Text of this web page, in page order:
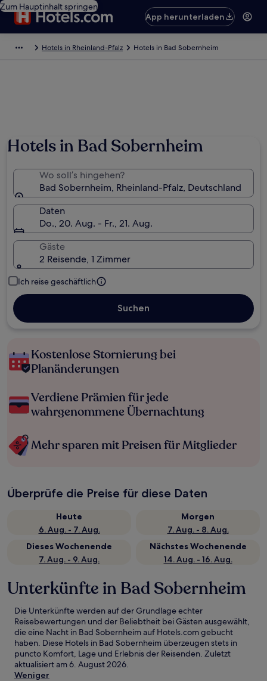
Zum Hauptinhalt springen
App herunterladen
Hotels in Rheinland-Pfalz Hotels in Bad Sobernheim
Hotels in Bad Sobernheim
Wo soll’s hingehen?
Bad Sobernheim, Rheinland-Pfalz, Deutschland
Daten
Do., 20. Aug. - Fr., 21. Aug.
Gäste
2 Reisende, 1 Zimmer
Ich reise geschäftlich
Suchen
Kostenlose Stornierung bei
Planänderungen
Verdiene Prämien für jede
wahrgenommene Übernachtung
Mehr sparen mit Preisen für Mitglieder
Überprüfe die Preise für diese Daten
Heute
6. Aug. - 7. Aug.
Morgen
7. Aug. - 8. Aug.
Dieses Wochenende
7. Aug. - 9. Aug.
Nächstes Wochenende
14. Aug. - 16. Aug.
Unterkünfte in Bad Sobernheim
Die Unterkünfte werden auf der Grundlage echter
Reisebewertungen und der Beliebtheit bei Gästen ausgewählt,
die eine Nacht in Bad Sobernheim auf Hotels.com gebucht
haben. Diese Hotels in Bad Sobernheim überzeugen stets in
puncto Komfort, Lage und Erlebnis der Reisenden. Zuletzt
aktualisiert am6. August 2026.
Weniger